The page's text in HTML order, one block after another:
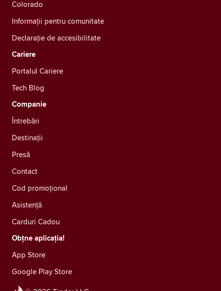
Colorado
Informații pentru comunitate
Declarație de accesibilitate
Cariere
Portalul Cariere
Tech Blog
Companie
Întrebări
Destinații
Presă
Contact
Cod promoțional
Asistență
Carduri Cadou
Obțne aplicația!
App Store
Google Play Store